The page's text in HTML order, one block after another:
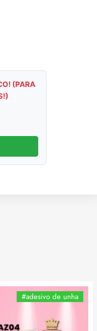
(PARA
#adesivo de unha